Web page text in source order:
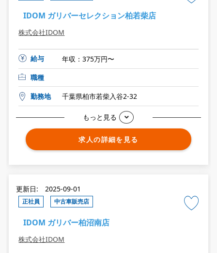
IDOM ガリバーセレクション柏若柴店
株式会社IDOM
給与
年収：375万円〜
職種
勤務地 千葉県柏市若柴入谷2-32
もっと見る
求人の詳細を見る
更新日: 2025-09-01
正社員 中古車販売店
IDOM ガリバー柏沼南店
株式会社IDOM